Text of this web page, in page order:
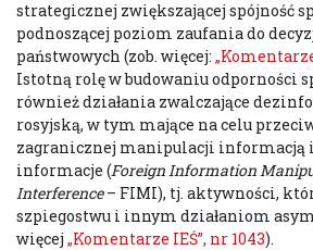
strategicznej zwiększającej spójność
podnoszącej poziom zaufania do
państwowych (zob. więcej:
Istotną rolę w budowaniu odporności
również działania zwalczające
rosyjską, w tym mające na celu
zagranicznej manipulacji informacją
informacje (Foreign Information
Interference– FIMI), tj. aktywności,
szpiegostwu i innym działaniom
więcej „Komentarze IEŚ”, nr 1043).